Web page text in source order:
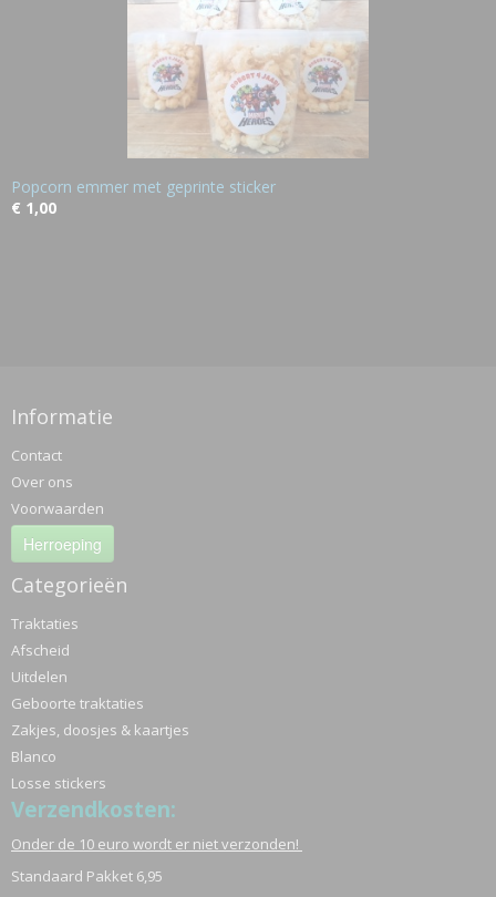
Popcorn emmer met geprinte sticker
€ 1,00
Informatie
Contact
Over ons
Voorwaarden
Herroeping
Categorieën
Traktaties
Afscheid
Uitdelen
Geboorte traktaties
Zakjes, doosjes & kaartjes
Blanco
Losse stickers
Verzendkosten:
Onder de 10 euro wordt er niet verzonden!
Standaard Pakket 6,95